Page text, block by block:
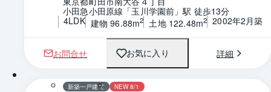
小田急小田原線「玉川学園前」駅 徒歩13分
4LDK 建物 96.88m2 土地 122.48m2 2002年2月築
お問合せ お気に入り 詳細
1 / 0
新築一戸建て NEW 8/1